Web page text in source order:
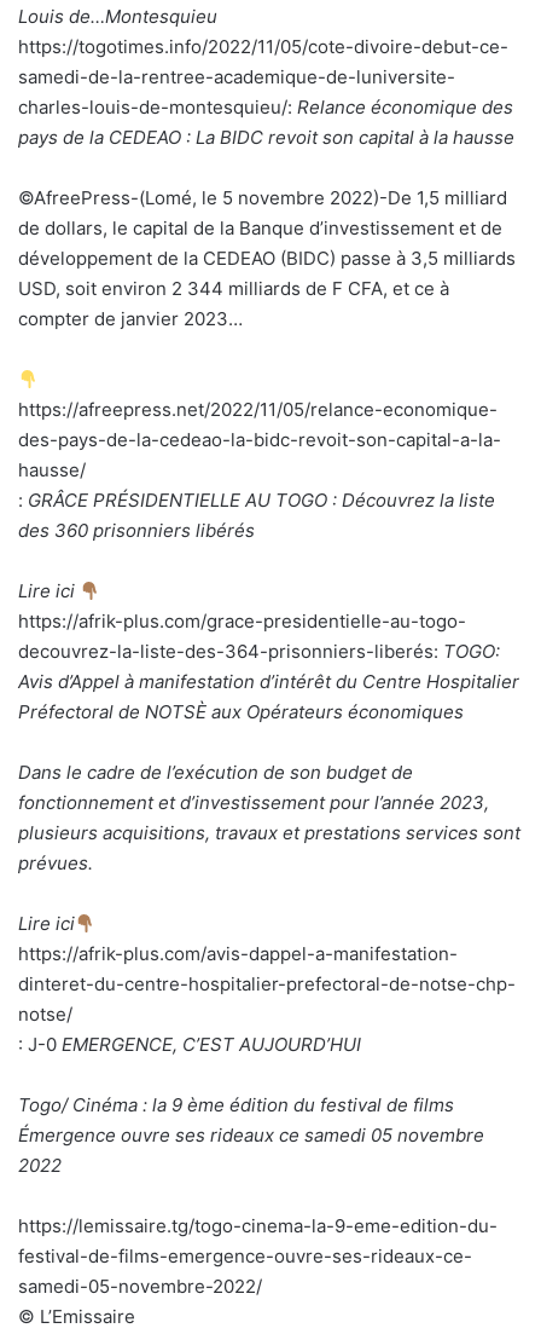
Louis de…Montesquieu
https://togotimes.info/2022/11/05/cote-divoire-debut-ce-
samedi-de-la-rentree-academique-de-luniversite-
charles-louis-de-montesquieu/: Relance économique des
pays de la CEDEAO : La BIDC revoit son capital à la hausse
©AfreePress-(Lomé, le 5 novembre 2022)-De 1,5 milliard
de dollars, le capital de la Banque d’investissement et de
développement de la CEDEAO (BIDC) passe à 3,5 milliards
USD, soit environ 2 344 milliards de F CFA, et ce à
compter de janvier 2023…
https://afreepress.net/2022/11/05/relance-economique-
des-pays-de-la-cedeao-la-bidc-revoit-son-capital-a-la-
hausse/
: GRÂCE PRÉSIDENTIELLE AU TOGO : Découvrez la liste
des 360 prisonniers libérés
Lire ici
https://afrik-plus.com/grace-presidentielle-au-togo-
decouvrez-la-liste-des-364-prisonniers-liberés: TOGO:
Avis d’Appel à manifestation d’intérêt du Centre Hospitalier
Préfectoral de NOTSÈ aux Opérateurs économiques
Dans le cadre de l’exécution de son budget de
fonctionnement et d’investissement pour l’année 2023,
plusieurs acquisitions, travaux et prestations services sont
prévues.
Lire ici
https://afrik-plus.com/avis-dappel-a-manifestation-
dinteret-du-centre-hospitalier-prefectoral-de-notse-chp-
notse/
: J-0 EMERGENCE, C’EST AUJOURD’HUI
Togo/ Cinéma : la 9 ème édition du festival de films
Émergence ouvre ses rideaux ce samedi 05 novembre
2022
https://lemissaire.tg/togo-cinema-la-9-eme-edition-du-
festival-de-films-emergence-ouvre-ses-rideaux-ce-
samedi-05-novembre-2022/
© L’Emissaire